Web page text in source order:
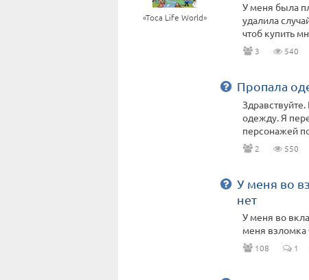
«Toca Life World»
У меня была
удалила
чтоб купить
3 540
Пропала
одежду. Я
персонажей
2 550
У меня во
нет
У меня во
меня взломка
108 1